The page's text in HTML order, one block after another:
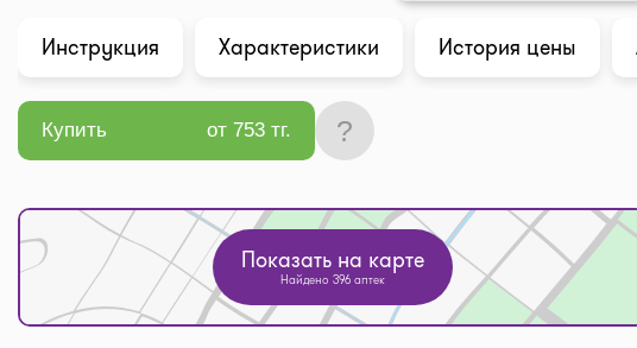
Инструкция Характеристики История цены
Купить от 753 тг. ?
Показать на карте
Найдено 396 аптек